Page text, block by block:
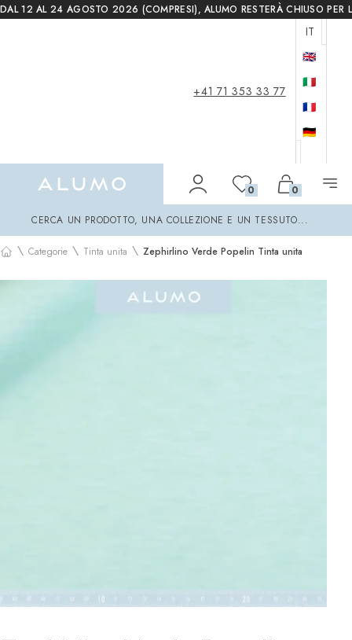
DAL 12 AL 24 AGOSTO 2026 (COMPRESI), ALUMO RESTERÀ CHIUSO PER
+41 71 353 33 77
IT
🇬🇧
🇮🇹
🇫🇷
🇩🇪
0 0
CERCA UN PRODOTTO, UNA COLLEZIONE E UN TESSUTO...
\ Categorie \ Tinta unita \ Zephirlino Verde Popelin Tinta unita